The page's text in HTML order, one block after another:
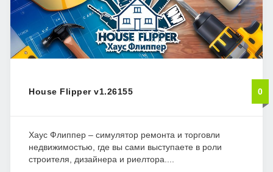
House Flipper v1.26155 0
Хаус Флиппер – симулятор ремонта и торговли
недвижимостью, где вы сами выступаете в роли
строителя, дизайнера и риелтора....